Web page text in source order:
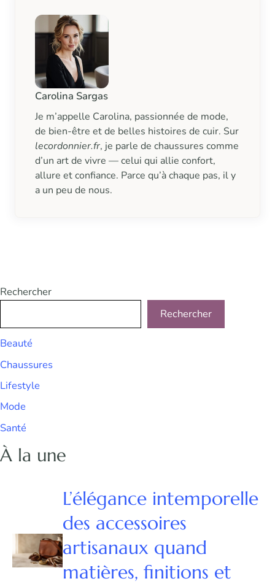
Carolina Sargas
Je m’appelle Carolina, passionnée de mode,
de bien-être et de belles histoires de cuir. Sur
lecordonnier.fr, je parle de chaussures comme
d’un art de vivre — celui qui allie confort,
allure et confiance. Parce qu’à chaque pas, il y
a un peu de nous.
Rechercher
Rechercher
Beauté
Chaussures
Lifestyle
Mode
Santé
À la une
L’élégance intemporelle
des accessoires
artisanaux quand
matières, finitions et